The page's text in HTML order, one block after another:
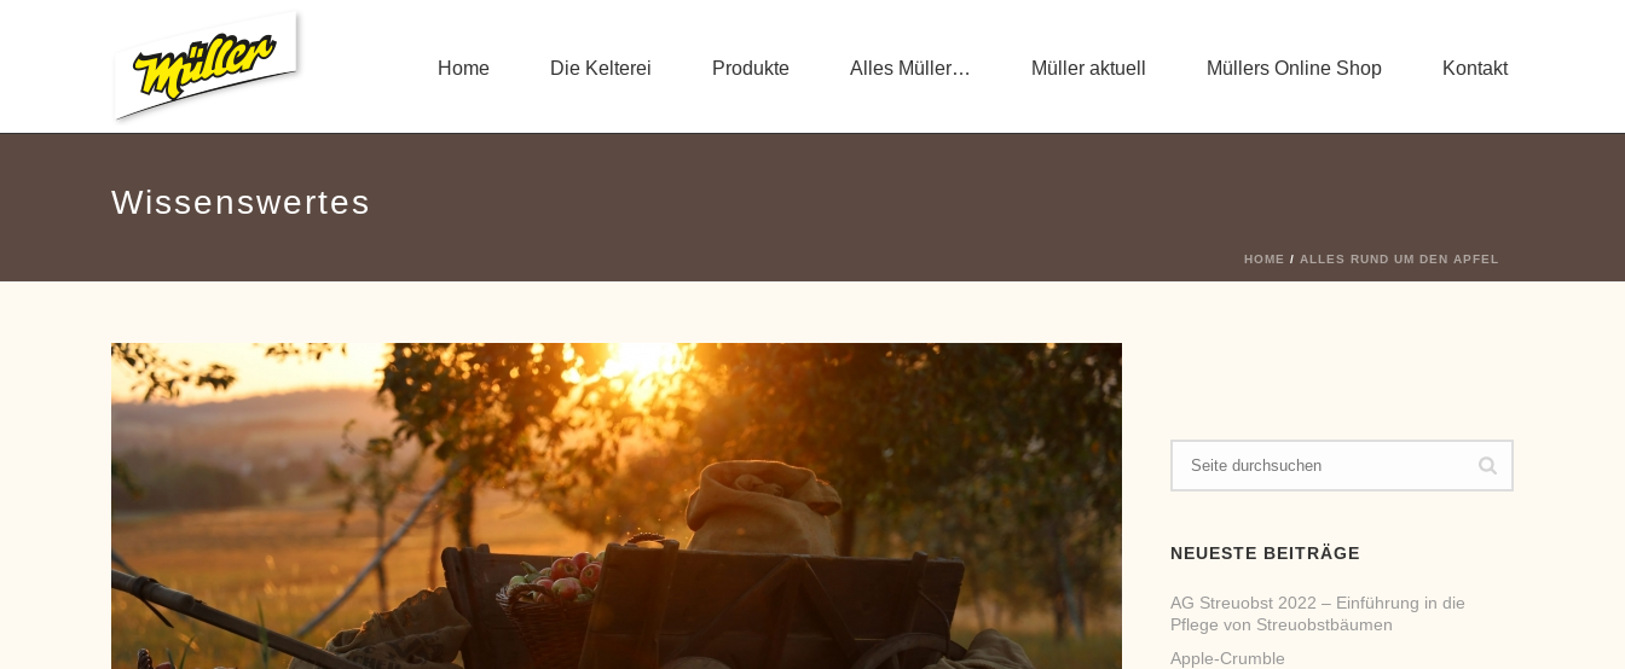
Home Die Kelterei Produkte Alles Müller… Müller aktuell Müllers Online Shop Kontakt
Wissenswertes
HOME / ALLES RUND UM DEN APFEL
NEUESTE BEITRÄGE
AG Streuobst 2022 – Einführung in die
Pflege von Streuobstbäumen
Apple-Crumble